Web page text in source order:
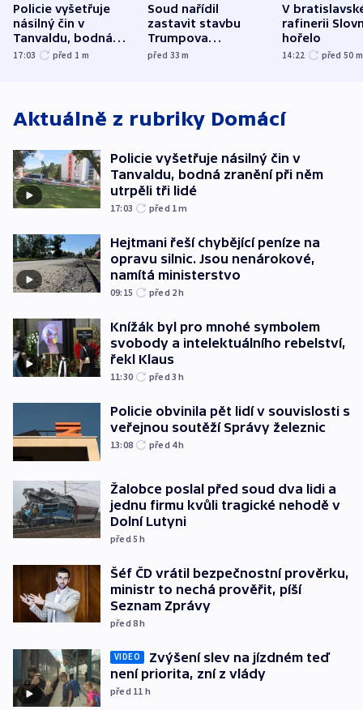
Policie vyšetřuje
násilný čin v
Tanvaldu, bodná
zranění při něm
17:03 před 1 m
Soud nařídil
zastavit stavbu
Trumpova
tanečního sálu
před 33m
V
rafinerii
hořelo
14:22 před 50 m
Aktuálně z rubriky Domácí
Policie vyšetřuje násilný čin v
Tanvaldu, bodná zranění při něm
utrpěli tři lidé
17:03 před 1m
Hejtmani řeší chybějící peníze na
opravu silnic. Jsou nenárokové,
namítá ministerstvo
09:15 před 2h
Knížák byl pro mnohé symbolem
svobody a intelektuálního rebelství,
řekl Klaus
11:30 před 3h
Policie obvinila pět lidí v souvislosti s
veřejnou soutěží Správy železnic
13:08 před 4h
Žalobce poslal před soud dva lidi a
jednu firmu kvůli tragické nehodě v
Dolní Lutyni
před 5h
Šéf ČD vrátil bezpečnostní prověrku,
ministr to nechá prověřit, píší
Seznam Zprávy
před 8h
VIDEO
Zvýšení slev na jízdném teď
není priorita, zní z vlády
před 11 h